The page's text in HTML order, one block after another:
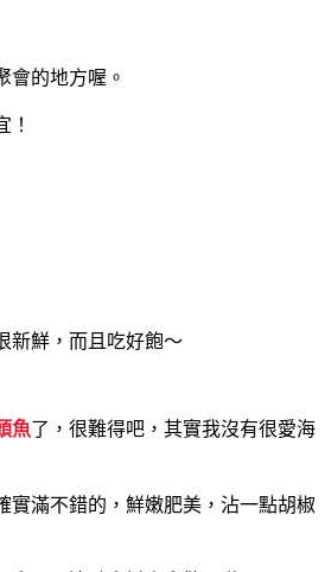
會的地方喔。
！
新鮮，而且吃好飽～
魚了，很難得吧，其實我沒有很愛海
實滿不錯的，鮮嫩肥美，沾一點胡椒